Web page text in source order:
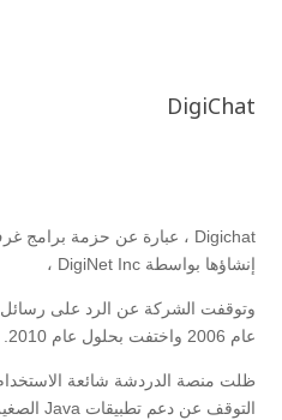
DigiChat
إنشاؤها بواسطة DigiNet Inc ،
وتوقفت الشركة عن الرد على رسائل
عام 2006 واختفت بحلول عام 2010.
ظلت منصة الدردشة شائعة
التوقف عن دعم تطبيقات Java الصغيرة